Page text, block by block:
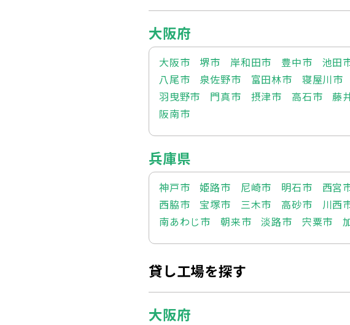
大阪府
大阪市 堺市 岸和田市 豊中市 池田
八尾市
泉佐野市 富田林市 寝屋川市
羽曳野市
門真市 摂津市 高石市 藤
阪南市
兵庫県
神戸市 姫路市 尼崎市 明石市 西宮
西脇市
宝塚市 三木市 高砂市 川西
南あわじ市
朝来市 淡路市 宍粟市
貸し工場を探す
大阪府